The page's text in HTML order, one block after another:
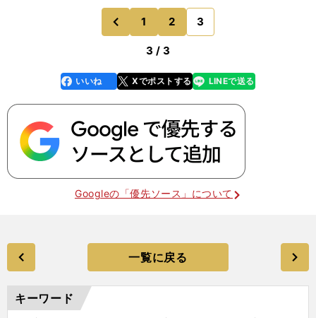
前
のページへ
1 2 3
3 / 3
faceboo
k
いいね Xでポストする
line LINEで送る
Googleの「優先ソース」について
一覧に戻る
キーワード